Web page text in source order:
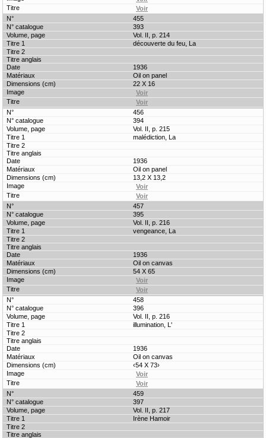
455
393
Vol. II, p. 214
découverte du feu, La
1936
Oil on panel
22 X 16
456
394
Vol. II, p. 215
malédiction, La
1936
Oil on panel
13,2 X 13,2
457
395
Vol. II, p. 216
vengeance, La
1936
Oil on canvas
54 X 65
458
396
Vol. II, p. 216
illumination, L'
1936
Oil on canvas
‹54 X 73›
459
397
Vol. II, p. 217
Irène Hamoir